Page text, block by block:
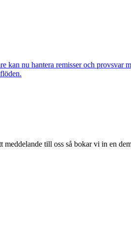
nu hantera remisser och provsvar
till oss så bokar vi in en